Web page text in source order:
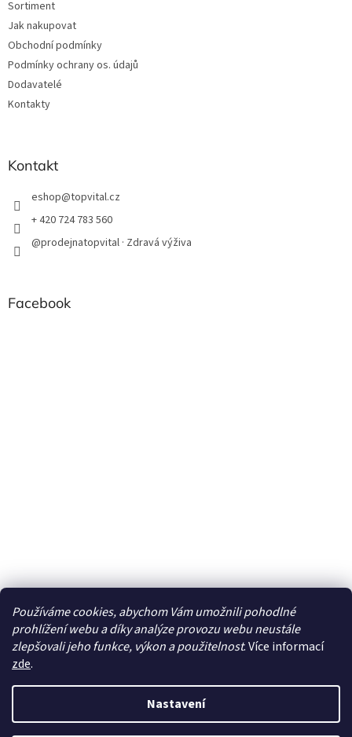
Používáme cookies, abychom Vám umožnili pohodlné
prohlížení webu a díky analýze provozu webu neustále
zlepšovali jeho funkce, výkon a použitelnost. Více informací
zde.
Nastavení
Sortiment
Jak nakupovat
Obchodní podmínky
Podmínky ochrany os. údajů
Dodavatelé
Kontakty
Kontakt
eshop@topvital.cz
+ 420 724 783 560
@prodejnatopvital · Zdravá výživa
Facebook